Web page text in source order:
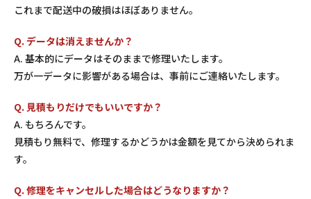
これまで配送中の破損はほぼありません。
Q. データは消えませんか？
A. 基本的にデータはそのままで修理いたします。
万が一データに影響がある場合は、事前にご連絡いたします。
Q. 見積もりだけでもいいですか？
A. もちろんです。
見積もり無料で、修理するかどうかは金額を見てから決められま
す。
Q. 修理をキャンセルした場合はどうなりますか？